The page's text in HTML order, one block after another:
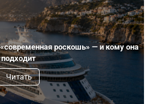
роскошь» — и кому она
подходит
Читать